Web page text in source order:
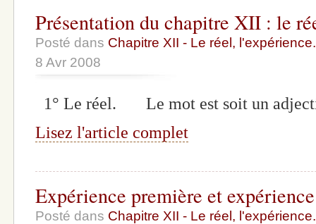
Présentation du chapitre XII : le
Posté dans Chapitre XII - Le réel, l'expérience.
8 Avr 2008
1° Le réel. Le mot est soit un
Lisez l'article complet
Expérience première et
Posté dans Chapitre XII - Le réel, l'expérience.